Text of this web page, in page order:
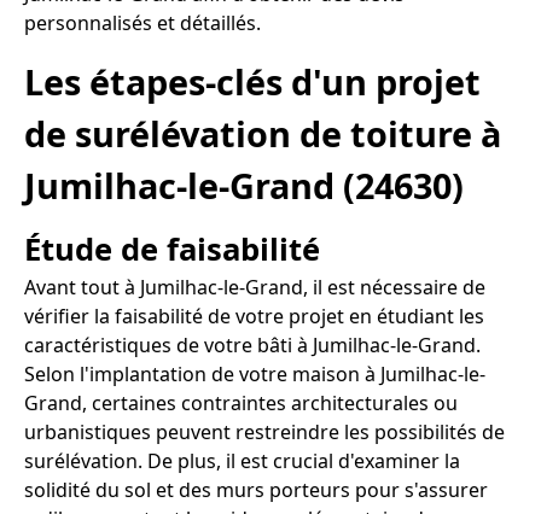
personnalisés et détaillés.
Les étapes-clés d'un projet
de surélévation de toiture à
Jumilhac-le-Grand (24630)
Étude de faisabilité
Avant tout à Jumilhac-le-Grand, il est nécessaire de
vérifier la faisabilité de votre projet en étudiant les
caractéristiques de votre bâti à Jumilhac-le-Grand.
Selon l'implantation de votre maison à Jumilhac-le-
Grand, certaines contraintes architecturales ou
urbanistiques peuvent restreindre les possibilités de
surélévation. De plus, il est crucial d'examiner la
solidité du sol et des murs porteurs pour s'assurer